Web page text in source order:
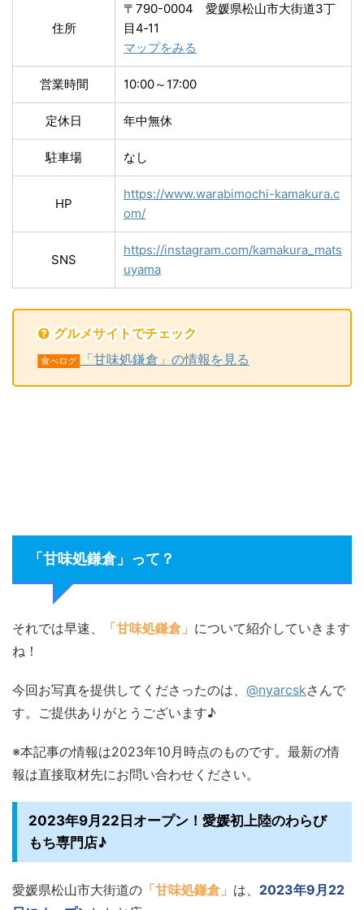
住所
〒790-0004 愛媛県松山市大街道3丁
目4‐11
マップをみる
営業時間 10:00～17:00
定休日 年中無休
駐車場 なし
HP
https://www.warabimochi-kamakura.c
om/
SNS
https://instagram.com/kamakura_mats
uyama
グルメサイトでチェック
食べログ 「甘味処鎌倉」の情報を見る
「甘味処鎌倉」って？
それでは早速、 「甘味処鎌倉」 について紹介していきます
ね！
今回お写真を提供してくださったのは、 @nyarcskさんで
す。ご提供ありがとうございます♪
※本記事の情報は2023年10月時点のものです。最新の情
報は直接取材先にお問い合わせください。
2023年9月22日オープン！愛媛初上陸のわらび
もち専門店♪
愛媛県松山市大街道の 「甘味処鎌倉」 は、 2023年9月22